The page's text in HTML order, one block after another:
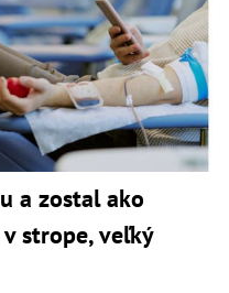
a zostal ako
v strope, veľký